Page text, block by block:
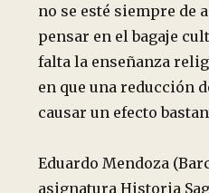
no se esté siempre de
pensar en el bagaje
falta la enseñanza
en que una reducción
causar un efecto
Eduardo Mendoza
asignatura Historia